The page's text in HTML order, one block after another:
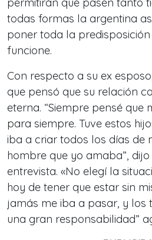
todas formas la argentina
poner toda la
funcione.
Con respecto a su ex
que pensó que su relación
eterna. “Siempre pensé que
para siempre. Tuve estos
iba a criar todos los días de
hombre que yo amaba”,
entrevista. «No elegí la
hoy de tener que estar sin
jamás me iba a pasar, y los
una gran responsabilidad”